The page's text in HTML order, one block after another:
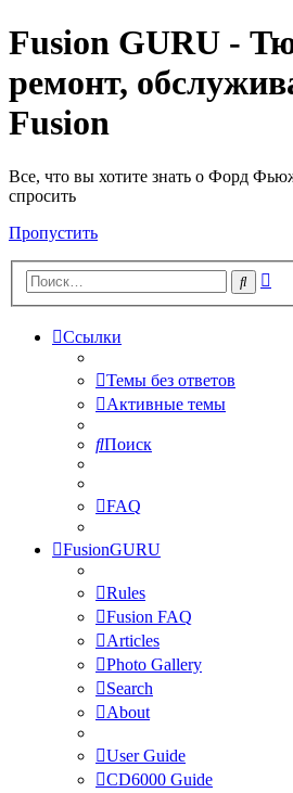
Fusion GURU -
ремонт,
Fusion
Все, что вы хотите знать о Форд
спросить
Пропустить
Поиск
Ссылки
Темы без ответов
Активные темы
Поиск
FAQ
FusionGURU
Rules
Fusion FAQ
Articles
Photo Gallery
Search
About
User Guide
CD6000 Guide